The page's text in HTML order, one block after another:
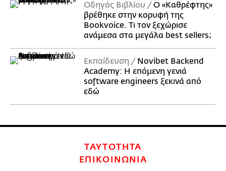
Οδηγός Βιβλίου
Ο «Καθρέφτης»
βρέθηκε στην κορυφή της
Bookvoice. Τι τον ξεχώρισε
ανάμεσα στα μεγάλα best sellers;
Εκπαίδευση
Novibet Backend
Academy: Η επόμενη γενιά
software engineers ξεκινά από
εδώ
ΤΑΥΤΟΤΗΤΑ
ΕΠΙΚΟΙΝΩΝΙΑ